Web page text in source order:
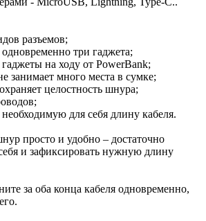
разъемов;
одновременно три гаджета;
гаджеты на ходу от PowerBank;
занимает много места в сумке;
целостность шнура;
необходимую для себя длину кабеля.
просто и удобно – достаточно
и зафиксировать нужную длину
за оба конца кабеля одновременно,